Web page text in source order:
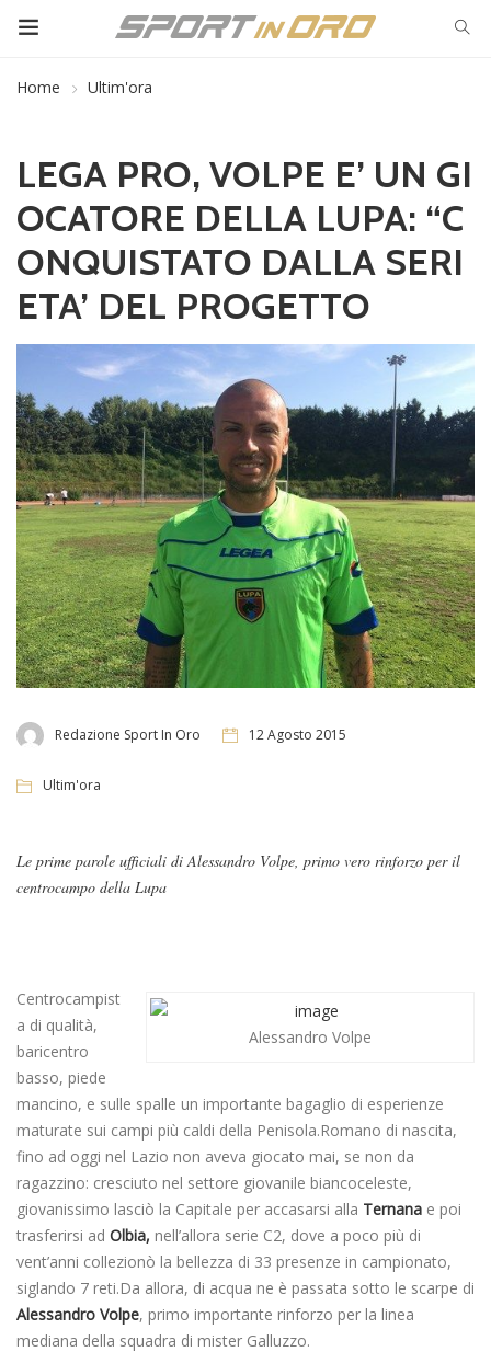
Home Ultim'ora
LEGA PRO, VOLPE E’ UN GI
OCATORE DELLA LUPA: “C
ONQUISTATO DALLA SERI
ETA’ DEL PROGETTO
Redazione Sport In Oro 12 Agosto 2015
Ultim'ora
Le prime parole ufficiali di Alessandro Volpe, primo vero rinforzo per il
centrocampo della Lupa
Alessandro Volpe
Centrocampist
a di qualità,
baricentro
basso, piede
mancino, e sulle spalle un importante bagaglio di esperienze
maturate sui campi più caldi della Penisola.Romano di nascita,
fino ad oggi nel Lazio non aveva giocato mai, se non da
ragazzino: cresciuto nel settore giovanile biancoceleste,
giovanissimo lasciò la Capitale per accasarsi alla Ternana e poi
trasferirsi ad Olbia, nell’allora serie C2, dove a poco più di
vent’anni collezionò la bellezza di 33 presenze in campionato,
siglando 7 reti.Da allora, di acqua ne è passata sotto le scarpe di
Alessandro Volpe, primo importante rinforzo per la linea
mediana della squadra di mister Galluzzo.